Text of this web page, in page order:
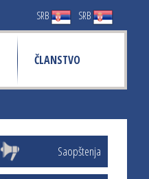
SRB SRB
ČLANSTVO
Saopštenja